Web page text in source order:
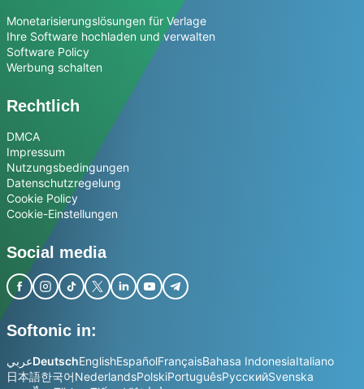
Monetarisierungslösungen für Verlage
Ihre Software hochladen und verwalten
Software Policy
Werbung schalten
Rechtlich
DMCA
Impressum
Nutzungsbedingungen
Datenschutzregelung
Cookie Policy
Cookie-Einstellungen
Social media
Softonic in:
عربيDeutschEnglishEspañolFrançaisBahasa IndonesiaItaliano
日本語한국어NederlandsPolskiPortuguêsРусскийSvenska